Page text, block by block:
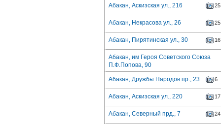
Абакан, Аскизская ул., 216 25
Абакан, Некрасова ул., 26 25
Абакан, Пирятинская ул., 30 16
Абакан, им Героя Советского Союза
П.Ф.Попова, 90
Абакан, Дружбы Народов пр., 23 6
Абакан, Аскизская ул., 220 17
Абакан, Северный прд., 7 24